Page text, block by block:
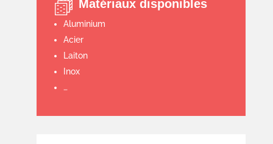
Matériaux disponibles
Aluminium
Acier
Laiton
Inox
…